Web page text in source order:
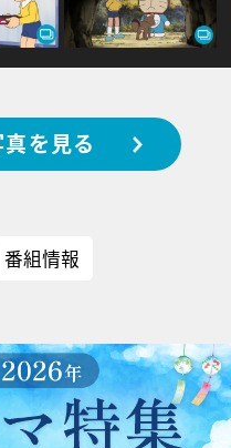
を見る
番組情報